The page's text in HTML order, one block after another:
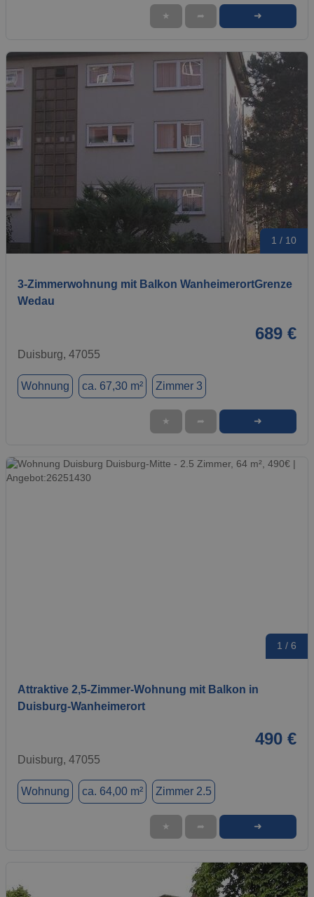
★ ➦ ➜
1 / 10
3-Zimmerwohnung mit Balkon WanheimerortGrenze
Wedau
689 €
Duisburg, 47055
Wohnung ca. 67,30 m² Zimmer 3
★ ➦ ➜
1 / 6
Attraktive 2,5-Zimmer-Wohnung mit Balkon in
Duisburg-Wanheimerort
490 €
Duisburg, 47055
Wohnung ca. 64,00 m² Zimmer 2.5
★ ➦ ➜